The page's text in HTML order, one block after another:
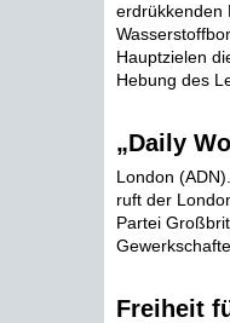
erdrükkenden
Hauptzielen
Hebung des
„Daily
London
ruft der
Partei
Freiheit